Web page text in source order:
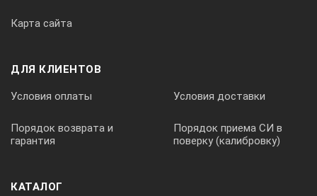
Карта сайта
ДЛЯ КЛИЕНТОВ
Условия оплаты Условия доставки
Порядок возврата и
гарантия
Порядок приема СИ в
поверку (калибровку)
КАТАЛОГ